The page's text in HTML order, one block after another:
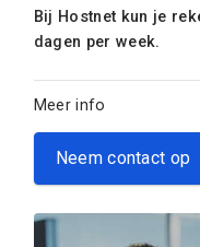
Bij Hostnet kun je
dagen per week.
Meer info
Neem contact op